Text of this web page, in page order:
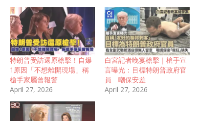
特朗普受訪還原槍擊！自爆
1原因「不想離開現場」稱
槍手家屬曾報警
April 27, 2026
白宮記者晚宴槍擊｜槍手宣
言曝光：目標特朗普政府官
員 嘲保安差
April 27, 2026